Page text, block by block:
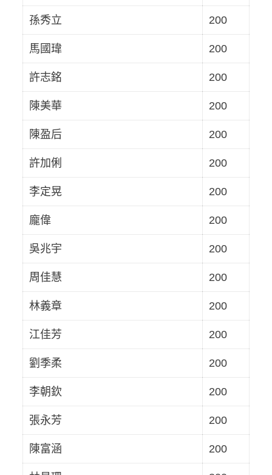
孫秀立 200
馬國瑋 200
許志銘 200
陳美華 200
陳盈后 200
許加俐 200
李定晃 200
龐偉 200
吳兆宇 200
周佳慧 200
林義章 200
江佳芳 200
劉季柔 200
李朝欽 200
張永芳 200
陳富涵 200